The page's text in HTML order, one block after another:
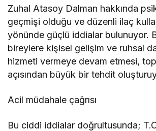
Zuhal Atasoy Dalman hakkında
geçmişi olduğu ve düzenli ilaç
yönünde güçlü iddialar bulunuyor.
bireylere kişisel gelişim ve ruhsal
hizmeti vermeye devam etmesi,
açısından büyük bir tehdit
Acil müdahale çağrısı
Bu ciddi iddialar doğrultusunda;